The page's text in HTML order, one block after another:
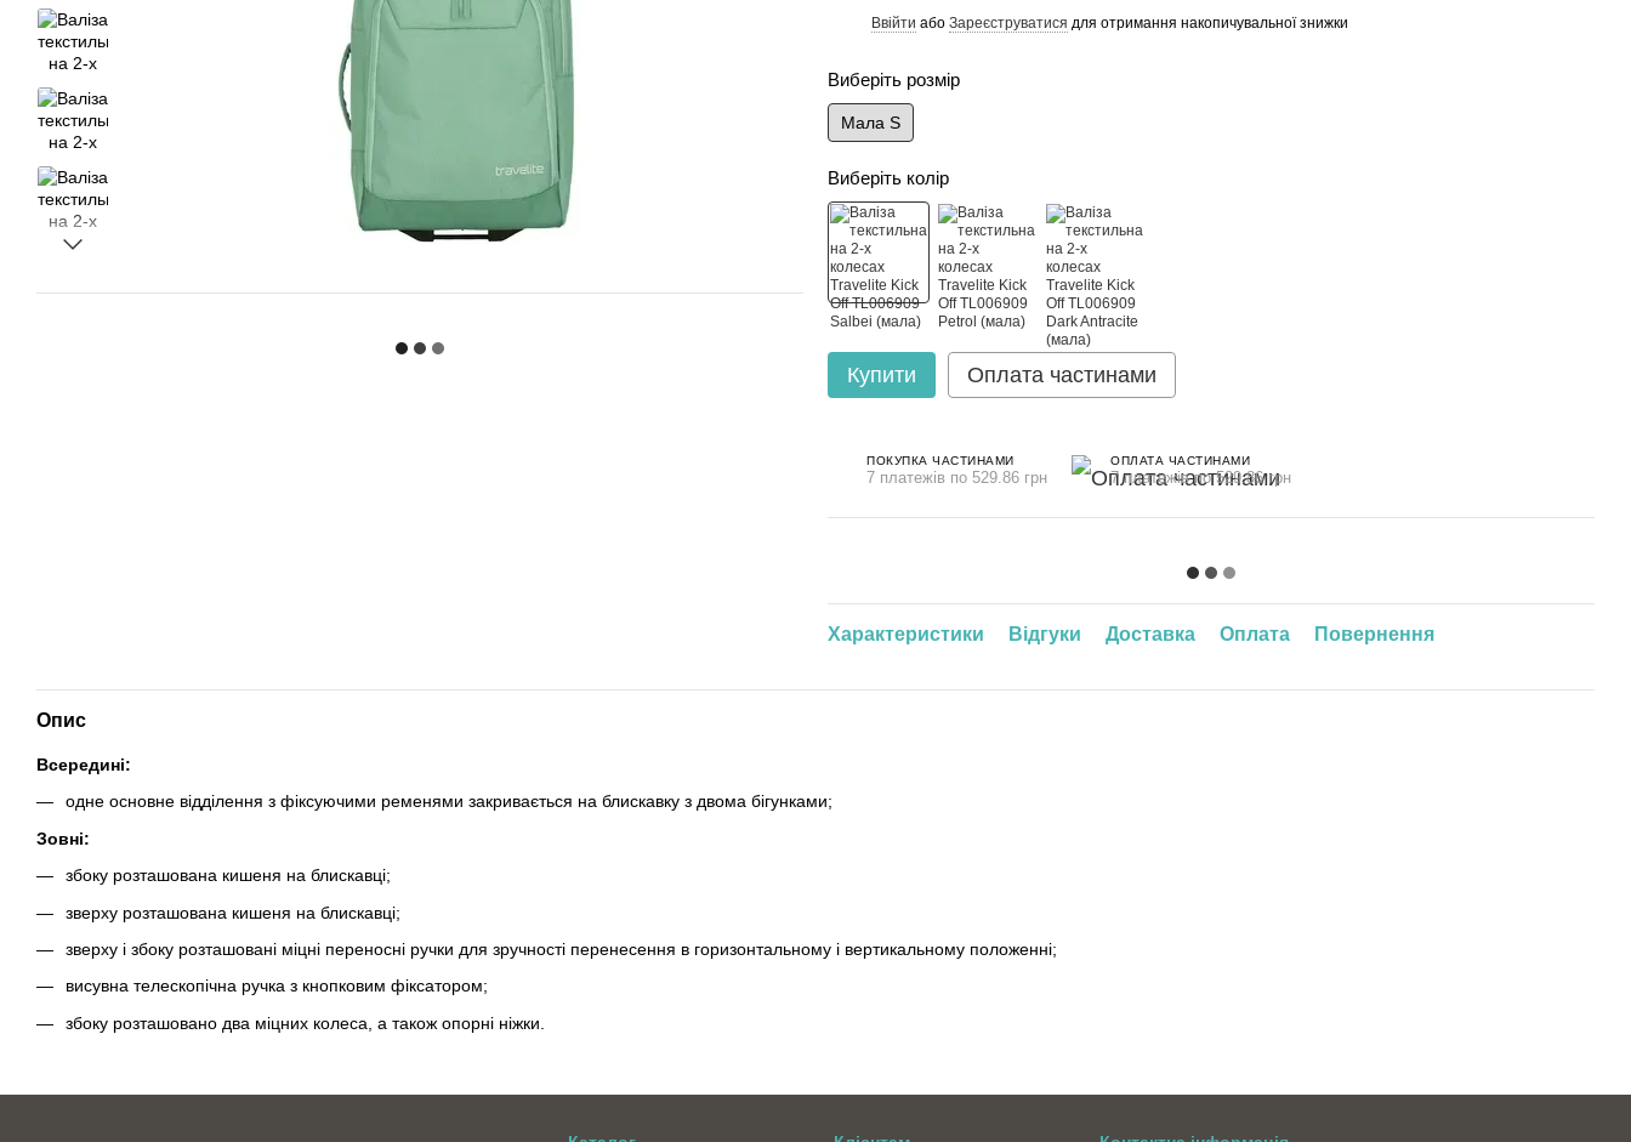
Ввійти або Зареєструватися для отримання накопичувальної знижки
Виберіть розмір
Мала S
Виберіть колір
Купити Оплата частинами
ПОКУПКА ЧАСТИНАМИ
7 платежів по 529.86 грн
ОПЛАТА ЧАСТИНАМИ
7 платежів по 529.86 грн
Характеристики Відгуки Доставка Оплата Повернення
Опис
Всередині:
одне основне відділення з фіксуючими ременями закривається на блискавку з двома бігунками;
Зовні:
збоку розташована кишеня на блискавці;
зверху розташована кишеня на блискавці;
зверху і збоку розташовані міцні переносні ручки для зручності перенесення в горизонтальному і вертикальному положенні;
висувна телескопічна ручка з кнопковим фіксатором;
збоку розташовано два міцних колеса, а також опорні ніжки.